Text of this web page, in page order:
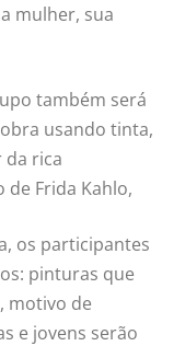
mulher, sua
também será
usando tinta,
rica
Frida Kahlo,
os participantes
pinturas que
motivo de
e jovens serão